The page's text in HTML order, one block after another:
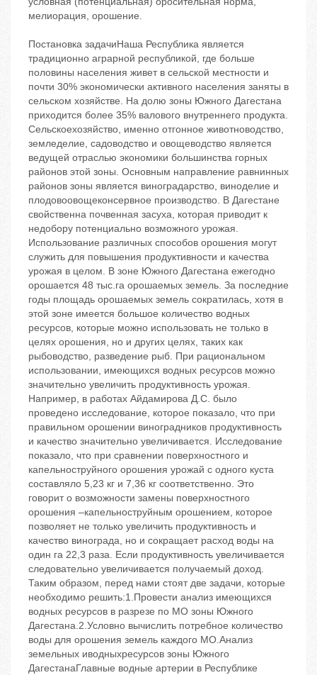
мелиорация, орошение.
Постановка задачиНаша Республика является
традиционно аграрной республикой, где больше
половины населения живет в сельской местности и
почти 30% экономически активного населения заняты в
сельском хозяйстве. На долю зоны Южного Дагестана
приходится более 35% валового внутреннего продукта.
Сельскоехозяйство, именно отгонное животноводство,
земледелие, садоводство и овощеводство является
ведущей отраслью экономики большинства горных
районов этой зоны. Основным направление равнинных
районов зоны является виноградарство, виноделие и
плодовоовощеконсервное производство. В Дагестане
свойственна почвенная засуха, которая приводит к
недобору потенциально возможного урожая.
Использование различных способов орошения могут
служить для повышения продуктивности и качества
урожая в целом. В зоне Южного Дагестана ежегодно
орошается 48 тыс.га орошаемых земель. За последние
годы площадь орошаемых земель сократилась, хотя в
этой зоне имеется большое количество водных
ресурсов, которые можно использовать не только в
целях орошения, но и других целях, таких как
рыбоводство, разведение рыб. При рациональном
использовании, имеющихся водных ресурсов можно
значительно увеличить продуктивность урожая.
Например, в работах Айдамирова Д.С. было
проведено исследование, которое показало, что при
правильном орошении виноградников продуктивность
и качество значительно увеличивается. Исследование
показало, что при сравнении поверхностного и
капельноструйного орошения урожай с одного куста
составляло 5,23 кг и 7,36 кг соответственно. Это
говорит о возможности замены поверхностного
орошения –капельноструйным орошением, которое
позволяет не только увеличить продуктивность и
качество винограда, но и сокращает расход воды на
один га 22,3 раза. Если продуктивность увеличивается
следовательно увеличивается получаемый доход.
Таким образом, перед нами стоят две задачи, которые
необходимо решить:1.Провести анализ имеющихся
водных ресурсов в разрезе по МО зоны Южного
Дагестана.2.Условно вычислить потребное количество
воды для орошения земель каждого МО.Анализ
земельных иводныхресурсов зоны Южного
ДагестанаГлавные водные артерии в Республике